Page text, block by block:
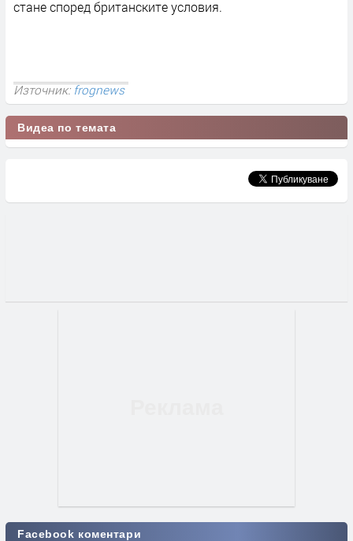
стане според британските условия.
Източник:frognews
Видеа по темата
Facebook коментари